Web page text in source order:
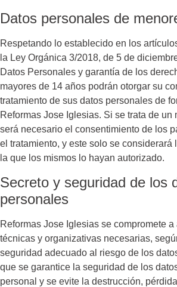
Datos personales de
Respetando lo establecido en los
la Ley Orgánica 3/2018, de 5 de
Datos Personales y garantía de los
mayores de 14 años podrán otorgar su
tratamiento de sus datos personales de
Reformas Jose Iglesias. Si se trata de un
será necesario el consentimiento de los
el tratamiento, y este solo se considerará
la que los mismos lo hayan autorizado.
Secreto y seguridad de los
personales
Reformas Jose Iglesias se compromete
técnicas y organizativas necesarias,
seguridad adecuado al riesgo de los
que se garantice la seguridad de los
personal y se evite la destrucción,